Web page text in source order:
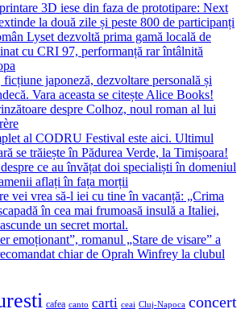
3D iese din faza de prototipare: Next
la două zile și peste 800 de participanți
Lyset dezvoltă prima gamă locală de
cu CRI 97, performanță rar întâlnită
japoneză, dezvoltare personală și
Vara aceasta se citește Alice Books!
despre Colhoz, noul roman al lui
al CODRU Festival este aici. Ultimul
se trăiește în Pădurea Verde, la Timișoara!
ce au învățat doi specialiști în domeniul
aflați în fața morții
vei vrea să-l iei cu tine în vacanță: „Crima
în cea mai frumoasă insulă a Italiei,
un secret mortal.
emoționant”, romanul „Stare de visare” a
chiar de Oprah Winfrey la clubul
cafea canto carti ceai Cluj-Napoca concert